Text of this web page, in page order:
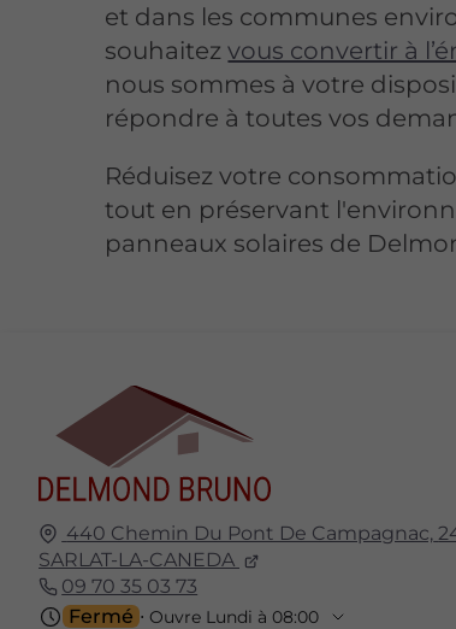
et dans les communes
souhaitezvous convertir à
nous sommes à votre
répondre à toutes vos
Réduisez votre
tout en préservant
panneaux solaires de
440 Chemin Du Pont De Campagnac,
SARLAT-LA-CANEDA
09 70 35 03 73
Fermé ⋅ Ouvre Lundi à 08:00